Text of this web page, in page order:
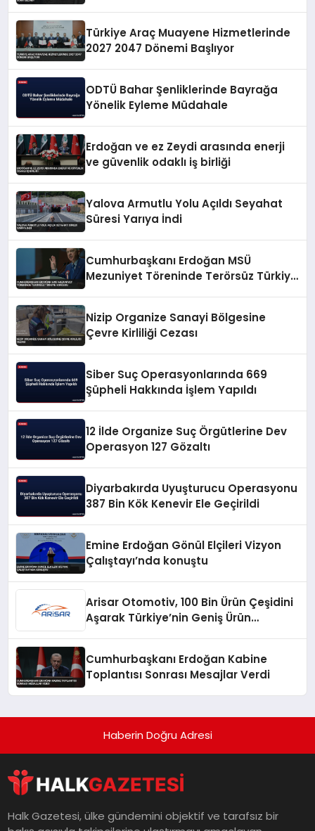
Türkiye Araç Muayene Hizmetlerinde
2027 2047 Dönemi Başlıyor
ODTÜ Bahar Şenliklerinde Bayrağa
Yönelik Eyleme Müdahale
Erdoğan ve ez Zeydi arasında enerji
ve güvenlik odaklı iş birliği
Yalova Armutlu Yolu Açıldı Seyahat
Süresi Yarıya İndi
Cumhurbaşkanı Erdoğan MSÜ
Mezuniyet Töreninde Terörsüz Türkiye
Nizip Organize Sanayi Bölgesine
Çevre Kirliliği Cezası
Siber Suç Operasyonlarında 669
Şüpheli Hakkında İşlem Yapıldı
12 İlde Organize Suç Örgütlerine Dev
Operasyon 127 Gözaltı
Diyarbakırda Uyuşturucu Operasyonu
387 Bin Kök Kenevir Ele Geçirildi
Emine Erdoğan Gönül Elçileri Vizyon
Çalıştayı’nda konuştu
Arisar Otomotiv, 100 Bin Ürün Çeşidini
Aşarak Türkiye’nin Geniş Ürün
Cumhurbaşkanı Erdoğan Kabine
Toplantısı Sonrası Mesajlar Verdi
Haberin Doğru Adresi
Halk Gazetesi, ülke gündemini objektif ve tarafsız bir